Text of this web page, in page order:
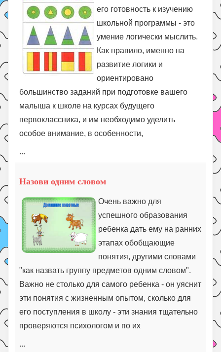
его готовность к изучению
школьной программы - это
умение логически мыслить.
Как правило, именно на
развитие логики и
ориентировано
большинство заданий при подготовке вашего
малыша к школе на курсах будущего
первоклассника, и им необходимо уделить
особое внимание, в особенности,
...
Назови одним словом
Очень важно для
успешного образования
ребенка дать ему на ранних
этапах обобщающие
понятия, другими словами
"как назвать группу предметов одним словом".
Важно не столько для самого ребенка - он уяснит
эти понятия с жизненным опытом, сколько для
его поступления в школу - эти знания тщательно
проверяются психологом и по их
...